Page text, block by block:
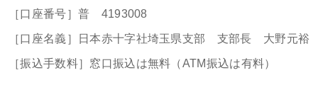
［口座番号］普 4193008
［口座名義］日本赤十字社埼玉県支部 支部長 大野元裕
［振込手数料］窓口振込は無料（ATM振込は有料）